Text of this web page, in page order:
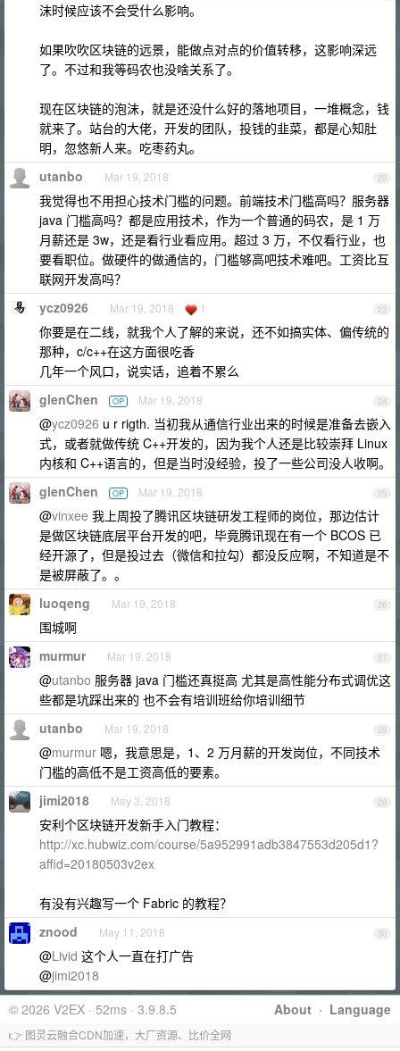
沫时候应该不会受什么影响。
如果吹吹区块链的远景，能做点对点的价值转移，这影响深远
了。不过和我等码农也没啥关系了。
现在区块链的泡沫，就是还没什么好的落地项目，一堆概念，钱
就来了。站台的大佬，开发的团队，投钱的韭菜，都是心知肚
明，忽悠新人来。吃枣药丸。
22
utanbo Mar 19, 2018
我觉得也不用担心技术门槛的问题。前端技术门槛高吗？服务器
java 门槛高吗？都是应用技术，作为一个普通的码农，是 1 万
月薪还是 3w，还是看行业看应用。超过 3 万，不仅看行业，也
要看职位。做硬件的做通信的，门槛够高吧技术难吧。工资比互
联网开发高吗？
23
ycz0926 Mar 19, 2018 1
你要是在二线，就我个人了解的来说，还不如搞实体、偏传统的
那种，c/c++在这方面很吃香
几年一个风口，说实话，追着不累么
24
glenChen OP Mar 19, 2018
@ycz0926 u r rigth. 当初我从通信行业出来的时候是准备去嵌入
式，或者就做传统 C++开发的，因为我个人还是比较崇拜 Linux
内核和 C++语言的，但是当时没经验，投了一些公司没人收啊。
25
glenChen OP Mar 19, 2018
@vinxee 我上周投了腾讯区块链研发工程师的岗位，那边估计
是做区块链底层平台开发的吧，毕竟腾讯现在有一个 BCOS 已
经开源了，但是投过去（微信和拉勾）都没反应啊，不知道是不
是被屏蔽了。。
26
luoqeng Mar 19, 2018
围城啊
27
murmur Mar 19, 2018
@utanbo 服务器 java 门槛还真挺高 尤其是高性能分布式调优这
些都是坑踩出来的 也不会有培训班给你培训细节
28
utanbo Mar 19, 2018
@murmur 嗯，我意思是，1、2 万月薪的开发岗位，不同技术
门槛的高低不是工资高低的要素。
29
jimi2018 May 3, 2018
安利个区块链开发新手入门教程：
http://xc.hubwiz.com/course/5a952991adb3847553d205d1?
affid=20180503v2ex
有没有兴趣写一个 Fabric 的教程？
30
znood May 11, 2018
@Livid 这个人一直在打广告
@jimi2018
About · Language
© 2026 V2EX · 52ms · 3.9.8.5
👉 图灵云融合CDN加速，大厂资源、比价全网